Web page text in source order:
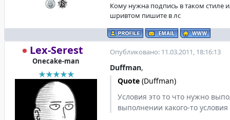
Кому нужна подпись в таком стиле
шривтом пишите в лс
Lex-Serest
Onecake-man
Опубликовано: 11.03.2011, 18:16:13
Duffman,
Quote (Duffman)
Условия это то что нужно
выполнении какого-то условия